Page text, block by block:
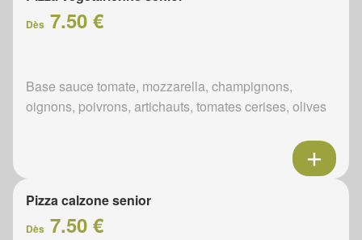
Dès 7.50 €
Base sauce tomate, mozzarella, champignons,
oignons, poivrons, artichauts, tomates cerises, olives
Pizza calzone senior
Dès 7.50 €